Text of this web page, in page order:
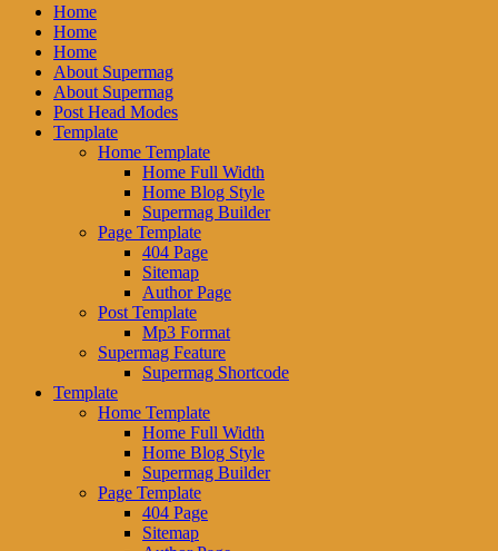
Home
Home
Home
About Supermag
About Supermag
Post Head Modes
Template
Home Template
Home Full Width
Home Blog Style
Supermag Builder
Page Template
404 Page
Sitemap
Author Page
Post Template
Mp3 Format
Supermag Feature
Supermag Shortcode
Template
Home Template
Home Full Width
Home Blog Style
Supermag Builder
Page Template
404 Page
Sitemap